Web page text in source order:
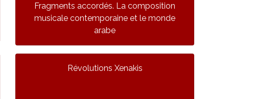
Fragments accordés. La composition
musicale contemporaine et le monde
arabe
Révolutions Xenakis